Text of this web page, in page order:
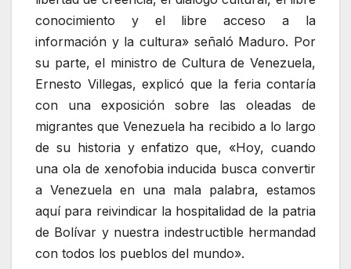
conocimiento y el libre acceso a la
información y la cultura» señaló Maduro. Por
su parte, el ministro de Cultura de Venezuela,
Ernesto Villegas, explicó que la feria contaría
con una exposición sobre las oleadas de
migrantes que Venezuela ha recibido a lo largo
de su historia y enfatizo que, «Hoy, cuando
una ola de xenofobia inducida busca convertir
a Venezuela en una mala palabra, estamos
aquí para reivindicar la hospitalidad de la patria
de Bolívar y nuestra indestructible hermandad
con todos los pueblos del mundo».